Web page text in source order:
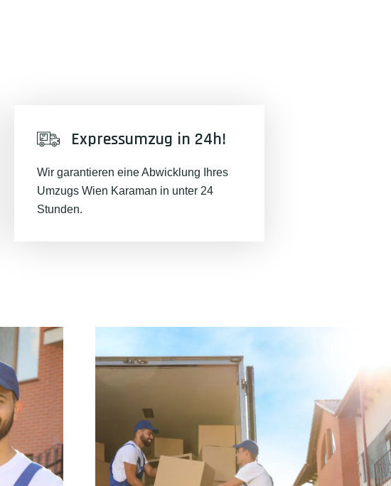
Expressumzug in 24h!
Wir garantieren eine Abwicklung Ihres
Umzugs Wien Karaman in unter 24
Stunden.